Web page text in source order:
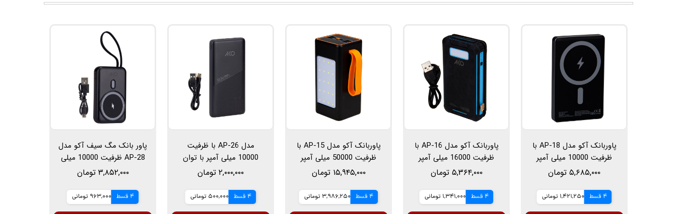
پاوربانک آکو مدل AP-18 با
ظرفیت 10000 میلی آمپر
ساعت دارای خروجی شارژ
۵,۶۸۵,۰۰۰ تومان
4 قسط 1,421,250 تومانی
پاوربانک آکو مدل AP-16 با
ظرفیت 16000 میلی آمپر
ساعت
۵,۳۶۴,۰۰۰ تومان
4 قسط 1,341,000 تومانی
پاوربانک آکو مدل AP-15 با
ظرفیت 50000 میلی آمپر
ساعت مناسب برای سفر یا
۱۵,۹۴۵,۰۰۰ تومان
4 قسط 3,986,250 تومانی
مدل AP-26 با ظرفیت
10000 میلی آمپر با توان
خروجی 22.5 وات
۲,۰۰۰,۰۰۰ تومان
4 قسط 500,000 تومانی
پاور بانک مگ سیف آکو مدل
AP-28 ظرفیت 10000 میلی
آمپر ساعت
۳,۸۵۲,۰۰۰ تومان
4 قسط 963,000 تومانی